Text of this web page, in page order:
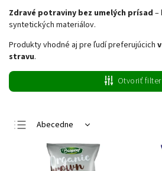
Zdravé potraviny bez umelých prísad –
syntetických materiálov.
Produkty vhodné aj pre ľudí preferujúcich
stravu.
Otvoriť filter
Abecedne
Najlacnejšie
Najdrahšie